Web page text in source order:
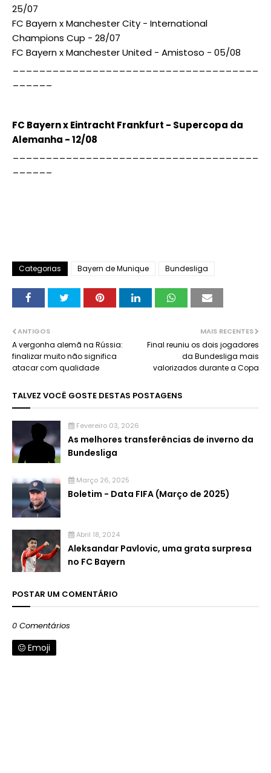
25/07
FC Bayern x Manchester City - International
Champions Cup - 28/07
FC Bayern x Manchester United - Amistoso - 05/08
FC Bayern x Eintracht Frankfurt - Supercopa da
Alemanha - 12/08
Categorias Bayern de Munique Bundesliga
MAIS RECENTES
Final reuniu os dois jogadores
da Bundesliga mais
valorizados durante a Copa
ANTIGOS
A vergonha alemã na Rússia:
finalizar muito não significa
atacar com qualidade
TALVEZ VOCÊ GOSTE DESTAS POSTAGENS
Fevereiro 03, 2026
As melhores transferências de inverno da
Bundesliga
Março 26, 2025
Boletim - Data FIFA (Março de 2025)
Abril 18, 2024
Aleksandar Pavlovic, uma grata surpresa
no FC Bayern
POSTAR UM COMENTÁRIO
0 Comentários
Emoji